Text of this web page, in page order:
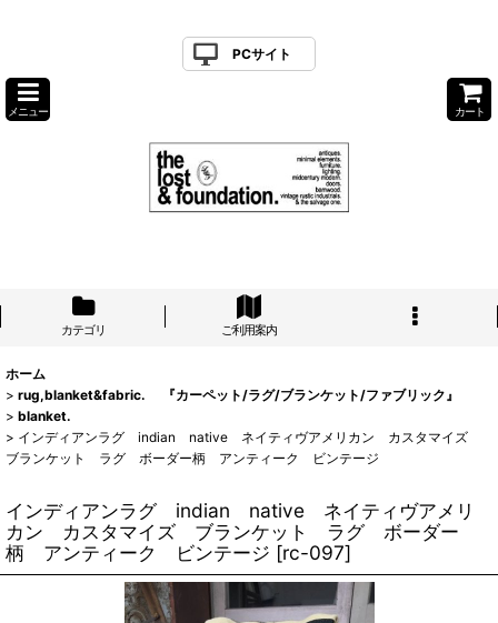
PCサイト
メニュー カート
カテゴリ ご利用案内
ホーム
> rug,blanket&fabric. 『カーペット/ラグ/ブランケット/ファブリック』
> blanket.
> インディアンラグ indian native ネイティヴアメリカン カスタマイズ
ブランケット ラグ ボーダー柄 アンティーク ビンテージ
インディアンラグ indian native ネイティヴアメリ
カン カスタマイズ ブランケット ラグ ボーダー
柄 アンティーク ビンテージ [rc-097]